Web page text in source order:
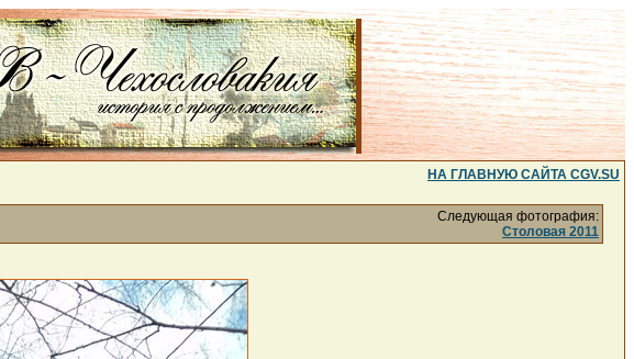
НА ГЛАВНУЮ САЙТА CGV.SU
Следующая фотография:
Столовая 2011